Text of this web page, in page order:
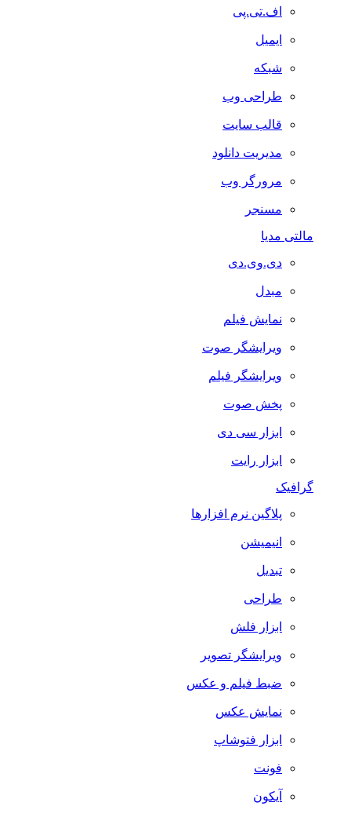
اف.تی.پی
ایمیل
شبکه
طراحی وب
قالب سایت
مدیریت دانلود
مرورگر وب
مسنجر
مالتی مدیا
دی.وی.دی
مبدل
نمایش فیلم
ویرایشگر صوت
ویرایشگر فیلم
پخش صوت
ابزار سی دی
ابزار رایت
گرافیک
پلاگین نرم افزارها
انیمیشن
تبدیل
طراحی
ابزار فلش
ویرایشگر تصویر
ضبط فيلم و عكس
نمایش عکس
ابزار فتوشاپ
فونت
آیکون